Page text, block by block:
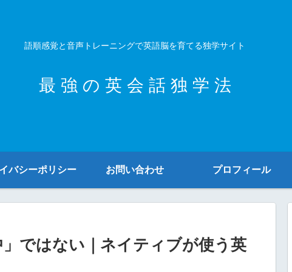
語順感覚と音声トレーニングで英語脳を育てる独学サイト
最 強 の 英 会 話 独 学 法
バシーポリシー お問い合わせ プロフィール
ではない｜ネイティブが使う英